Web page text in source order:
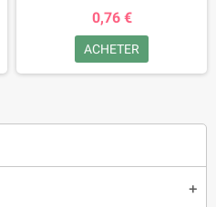
0,76 €
ACHETER